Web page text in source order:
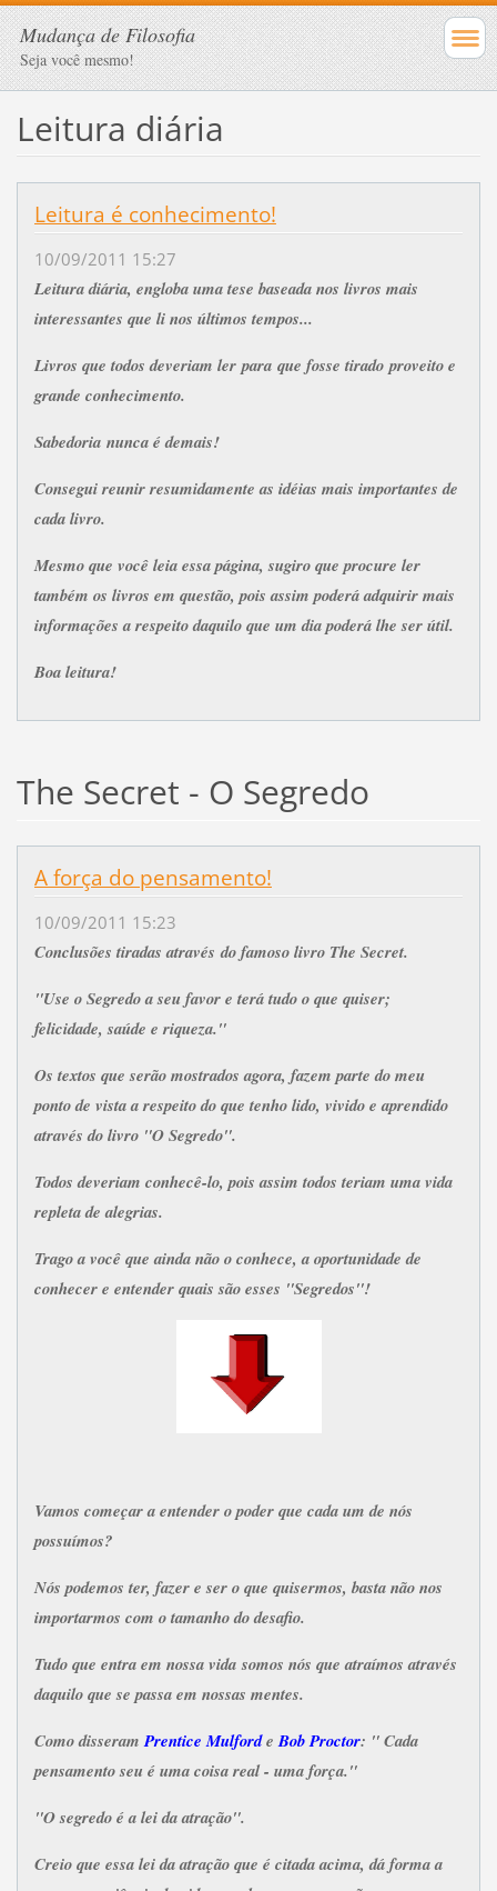
Mudança de Filosofia
Seja você mesmo!
Leitura diária
Leitura é conhecimento!
10/09/2011 15:27
Leitura diária, engloba uma tese baseada nos livros mais
interessantes que li nos últimos tempos...
Livros que todos deveriam ler para que fosse tirado proveito e
grande conhecimento.
Sabedoria nunca é demais!
Consegui reunir resumidamente as idéias mais importantes de
cada livro.
Mesmo que você leia essa página, sugiro que procure ler
também os livros em questão, pois assim poderá adquirir mais
informações a respeito daquilo que um dia poderá lhe ser útil.
Boa leitura!
The Secret - O Segredo
A força do pensamento!
10/09/2011 15:23
Conclusões tiradas através do famoso livro The Secret.
"Use o Segredo a seu favor e terá tudo o que quiser;
felicidade, saúde e riqueza."
Os textos que serão mostrados agora, fazem parte do meu
ponto de vista a respeito do que tenho lido, vivido e aprendido
através do livro "O Segredo".
Todos deveriam conhecê-lo, pois assim todos teriam uma vida
repleta de alegrias.
Trago a você que ainda não o conhece, a oportunidade de
conhecer e entender quais são esses "Segredos"!
Vamos começar a entender o poder que cada um de nós
possuímos?
Nós podemos ter, fazer e ser o que quisermos, basta não nos
importarmos com o tamanho do desafio.
Tudo que entra em nossa vida somos nós que atraímos através
daquilo que se passa em nossas mentes.
Como disseramPrentice MulfordeBob Proctor: " Cada
pensamento seu é uma coisa real - uma força."
"O segredo é a lei da atração".
Creio que essa lei da atração que é citada acima, dá forma a